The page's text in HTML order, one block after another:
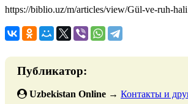
https://biblio.uz/m/articles/view/Gül-ve-ruh-hali
Публикатор:
Uzbekistan Online → Контакты и